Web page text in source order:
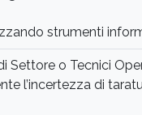
strumenti
o Tecnici
l’incertezza di